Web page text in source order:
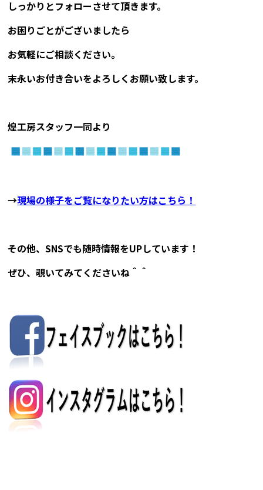
しっかりとフォローさせて頂きます。
お困りごとがございましたら
お気軽にご相談ください。
末永いお付き合いをよろしくお願い致します。
煌工房スタッフ一同より
→現場の様子をご覧になりたい方はこちら！
その他、SNSでも随時情報をUPしています！
ぜひ、覗いてみてくださいね＾＾